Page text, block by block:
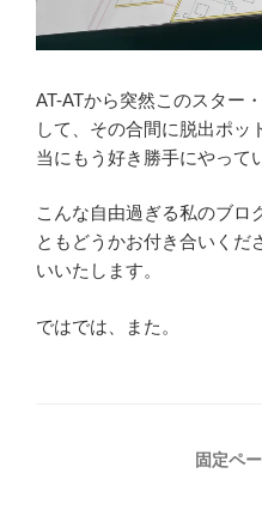
AT-ATから突然このスター
して、その合間に脱出ポッ
当にもう好き勝手にやって
こんな自由過ぎる私のブロ
ともどうかお付き合いくだ
いいたします。
ではでは、また。
固定ペ